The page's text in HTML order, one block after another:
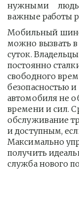
нужными
важные работы
Мобильный
можно вызвать
суток.
постоянно
свободного
безопасностью
автомобиля не
времени и сил.
обслуживание
и доступным,
Максимально
получить
служба нового